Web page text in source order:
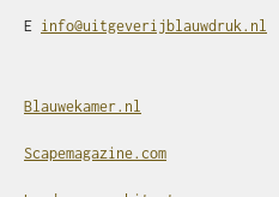
E info@uitgeverijblauwdruk.nl
Blauwekamer.nl
Scapemagazine.com